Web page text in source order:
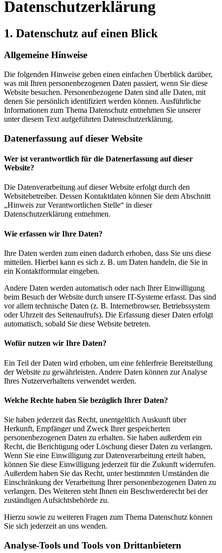
Datenschutz­erklärung
1. Datenschutz auf einen Blick
Allgemeine Hinweise
Die folgenden Hinweise geben einen einfachen Überblick darüber,
was mit Ihren personenbezogenen Daten passiert, wenn Sie diese
Website besuchen. Personenbezogene Daten sind alle Daten, mit
denen Sie persönlich identifiziert werden können. Ausführliche
Informationen zum Thema Datenschutz entnehmen Sie unserer
unter diesem Text aufgeführten Datenschutzerklärung.
Datenerfassung auf dieser Website
Wer ist verantwortlich für die Datenerfassung auf dieser
Website?
Die Datenverarbeitung auf dieser Website erfolgt durch den
Websitebetreiber. Dessen Kontaktdaten können Sie dem Abschnitt
„Hinweis zur Verantwortlichen Stelle“ in dieser
Datenschutzerklärung entnehmen.
Wie erfassen wir Ihre Daten?
Ihre Daten werden zum einen dadurch erhoben, dass Sie uns diese
mitteilen. Hierbei kann es sich z. B. um Daten handeln, die Sie in
ein Kontaktformular eingeben.
Andere Daten werden automatisch oder nach Ihrer Einwilligung
beim Besuch der Website durch unsere IT-Systeme erfasst. Das sind
vor allem technische Daten (z. B. Internetbrowser, Betriebssystem
oder Uhrzeit des Seitenaufrufs). Die Erfassung dieser Daten erfolgt
automatisch, sobald Sie diese Website betreten.
Wofür nutzen wir Ihre Daten?
Ein Teil der Daten wird erhoben, um eine fehlerfreie Bereitstellung
der Website zu gewährleisten. Andere Daten können zur Analyse
Ihres Nutzerverhaltens verwendet werden.
Welche Rechte haben Sie bezüglich Ihrer Daten?
Sie haben jederzeit das Recht, unentgeltlich Auskunft über
Herkunft, Empfänger und Zweck Ihrer gespeicherten
personenbezogenen Daten zu erhalten. Sie haben außerdem ein
Recht, die Berichtigung oder Löschung dieser Daten zu verlangen.
Wenn Sie eine Einwilligung zur Datenverarbeitung erteilt haben,
können Sie diese Einwilligung jederzeit für die Zukunft widerrufen.
Außerdem haben Sie das Recht, unter bestimmten Umständen die
Einschränkung der Verarbeitung Ihrer personenbezogenen Daten zu
verlangen. Des Weiteren steht Ihnen ein Beschwerderecht bei der
zuständigen Aufsichtsbehörde zu.
Hierzu sowie zu weiteren Fragen zum Thema Datenschutz können
Sie sich jederzeit an uns wenden.
Analyse-Tools und Tools von Dritt­anbietern